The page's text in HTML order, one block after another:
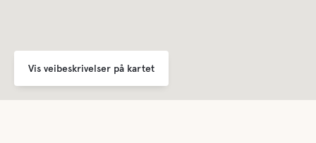
Vis veibeskrivelser på kartet